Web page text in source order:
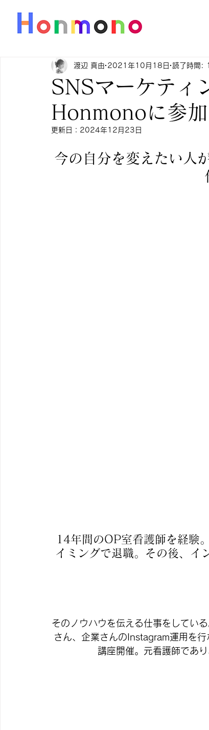
SNSマーケティ
Honmonoに参加
渡辺 真由 2021年10月18日 読了時間:
更新日： 2024年12月23日
今の自分を変えたい人
14年間のOP室看護師を経験
イミングで退職。その後、イ
そのノウハウを伝える仕事をしてい
さん、企業さんのInstagram運用を
講座開催。元看護師であ